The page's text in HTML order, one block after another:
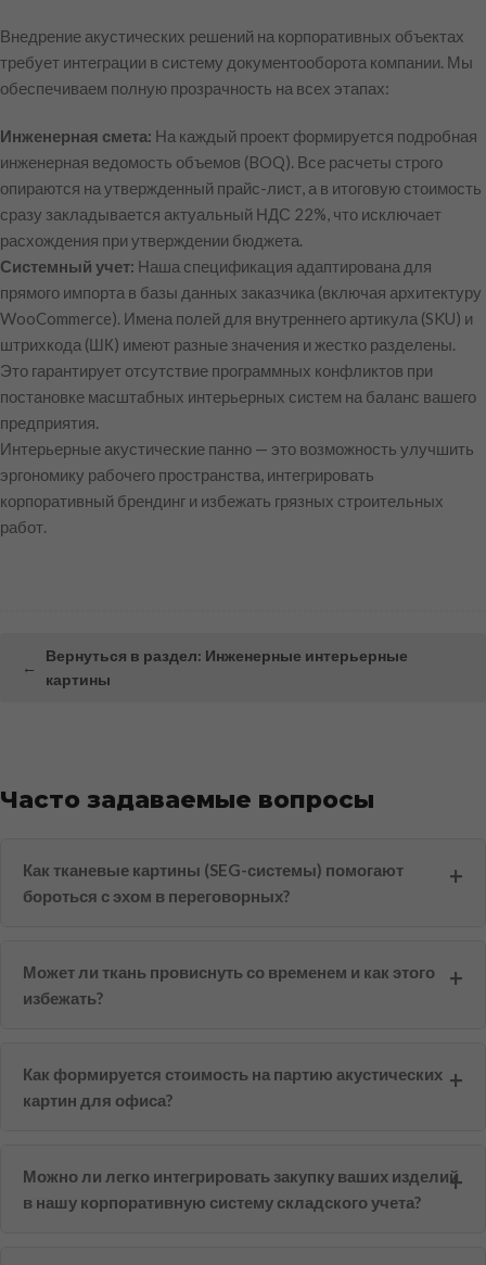
Внедрение акустических решений на корпоративных объектах
требует интеграции в систему документооборота компании. Мы
обеспечиваем полную прозрачность на всех этапах:
Инженерная смета: На каждый проект формируется подробная
инженерная ведомость объемов (BOQ). Все расчеты строго
опираются на утвержденный прайс-лист, а в итоговую стоимость
сразу закладывается актуальный НДС 22%, что исключает
расхождения при утверждении бюджета.
Системный учет: Наша спецификация адаптирована для
прямого импорта в базы данных заказчика (включая архитектуру
WooCommerce). Имена полей для внутреннего артикула (SKU) и
штрихкода (ШК) имеют разные значения и жестко разделены.
Это гарантирует отсутствие программных конфликтов при
постановке масштабных интерьерных систем на баланс вашего
предприятия.
Интерьерные акустические панно — это возможность улучшить
эргономику рабочего пространства, интегрировать
корпоративный брендинг и избежать грязных строительных
работ.
←
Вернуться в раздел: Инженерные интерьерные
картины
Часто задаваемые вопросы
Как тканевые картины (SEG-системы) помогают
бороться с эхом в переговорных?
Может ли ткань провиснуть со временем и как этого
избежать?
Как формируется стоимость на партию акустических
картин для офиса?
Можно ли легко интегрировать закупку ваших изделий
в нашу корпоративную систему складского учета?